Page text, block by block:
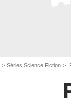
Séries Science Fiction